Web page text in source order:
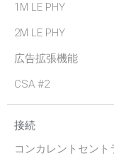
1M LE PHY
2M LE PHY
広告拡張機能
CSA #2
接続
コンカレントセント